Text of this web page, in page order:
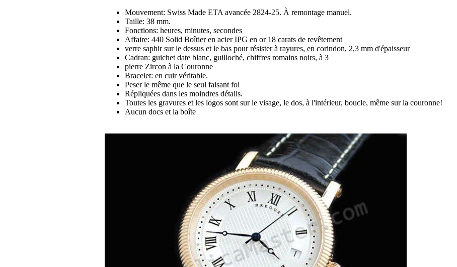
Mouvement: Swiss Made ETA avancée 2824-25. À remontage manuel.
Taille: 38 mm.
Fonctions: heures, minutes, secondes
Affaire: 440 Solid Boîtier en acier IPG en or 18 carats de revêtement
verre saphir sur le dessus et le bas pour résister à rayures, en corindon, 2,3 mm d'épaisseur
Cadran: guichet date blanc, guilloché, chiffres romains noirs, à 3
pierre Zircon à la Couronne
Bracelet: en cuir véritable.
Peser le même que le seul faisant foi
Répliquées dans les moindres détails.
Toutes les gravures et les logos sont sur le visage, le dos, à l'intérieur, boucle, même sur la couronne!
Aucun docs et la boîte